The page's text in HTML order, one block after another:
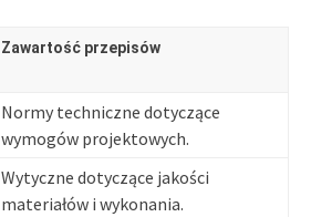
Zawartość przepisów
Normy techniczne dotyczące
wymogów projektowych.
Wytyczne dotyczące jakości
materiałów i wykonania.